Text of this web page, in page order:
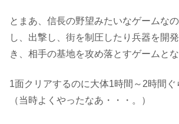
とまあ、信長の野望みたいなゲームな
し、出撃し、街を制圧したり兵器を開
き、相手の基地を攻め落とすゲームとな
1面クリアするのに大体1時間～2時間ぐ
（当時よくやったなあ・・・。）